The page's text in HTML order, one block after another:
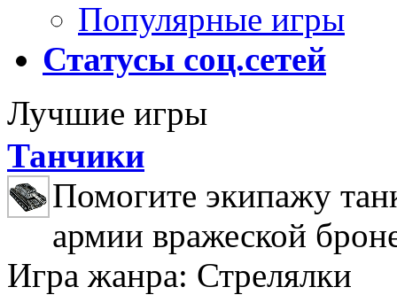
Популярные игры
Статусы соц.сетей
Лучшие игры
Танчики
Помогите экипажу
армии вражеской
Игра жанра: Стрелялки